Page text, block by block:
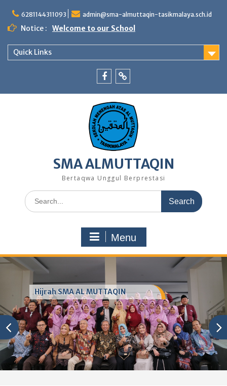
content
6281144311093 admin@sma-almuttaqin-tasikmalaya.sch.id
Notice : Welcome to our School
Quick Links
SMA ALMUTTAQIN
Bertaqwa Unggul Berprestasi
Search
for:
Menu
Hijrah SMA AL MUTTAQIN